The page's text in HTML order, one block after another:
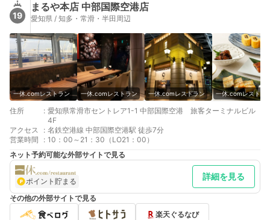
19
まるや本店 中部国際空港店
愛知県 / 知多・常滑・半田周辺
一休.comレストラン 一休.comレストラン 一休.comレストラン 一休.comレストラ
住所 : 愛知県常滑市セントレア1-1 中部国際空港 旅客ターミナルビル
4F
アクセス
: 名鉄空港線 中部国際空港駅 徒歩7分
営業時間
: 10：00～21：30（LO21：00）
ネット予約可能な外部サイトで見る
ポイント貯まる 詳細を見る
その他の外部サイトで見る
楽天ぐるなび